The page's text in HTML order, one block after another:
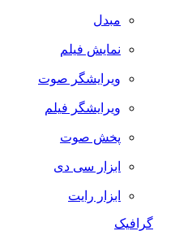
مبدل
نمایش فیلم
ویرایشگر صوت
ویرایشگر فیلم
پخش صوت
ابزار سی دی
ابزار رایت
گرافیک